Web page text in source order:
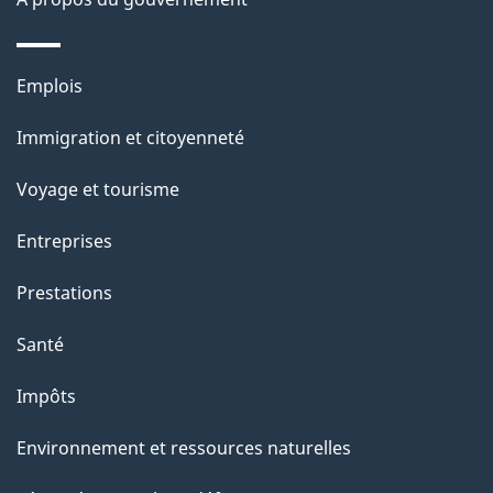
e
Thèmes
sujets
Emplois
Immigration et citoyenneté
Voyage et tourisme
Entreprises
Prestations
Santé
Impôts
Environnement et ressources naturelles